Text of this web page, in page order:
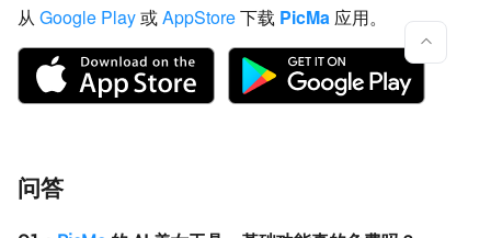
从 Google Play或AppStore下载 PicMa 应用。
问答